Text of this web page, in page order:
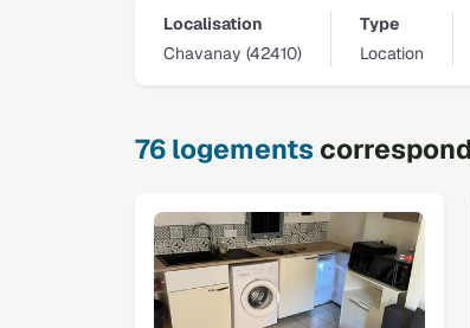
Localisation
Chavanay (42410)
Type
Location
76 logements